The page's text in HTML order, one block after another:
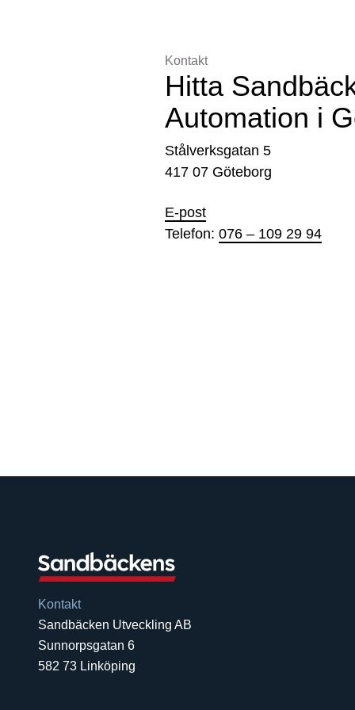
Kontakt
Hitta
Automation i
Stålverksgatan 5
417 07 Göteborg
E-post
Telefon: 076 – 109 29 94
Kontakt
Sandbäcken Utveckling AB
Sunnorpsgatan 6
582 73 Linköping